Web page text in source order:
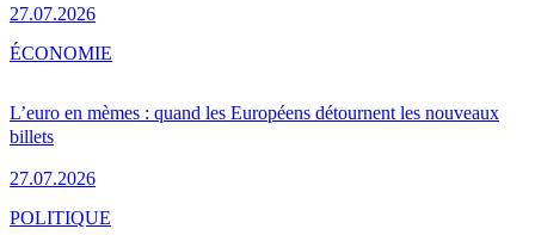
27.07.2026
L’euro en mèmes : quand les Européens détournent les nouveaux
billets
27.07.2026
ÉCONOMIE
POLITIQUE